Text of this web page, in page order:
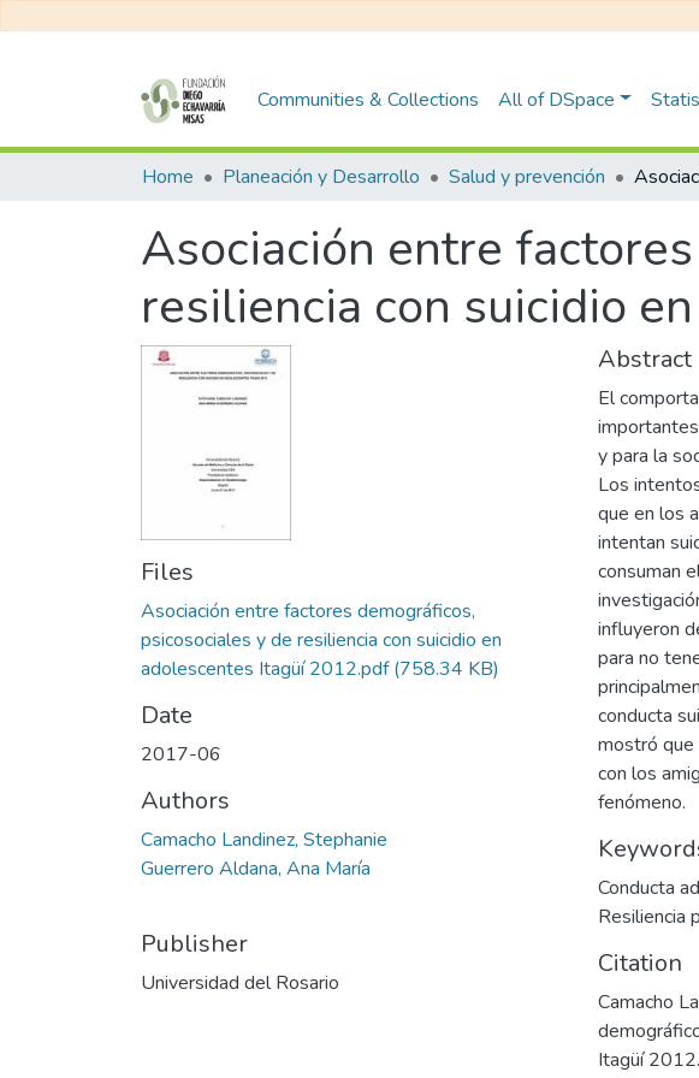
Communities & Collections All of DSpace
Home Planeación y Desarrollo Salud y prevención
Asociación entre
resiliencia con suicidio
Files
Asociación entre factores demográficos,
psicosociales y de resiliencia con suicidio en
adolescentes Itagüí 2012.pdf(758.34 KB)
Date
2017-06
Authors
Camacho Landinez, Stephanie
Guerrero Aldana, Ana María
Publisher
Universidad del Rosario
Abstract
El
y para la
Los
que en los
intentan
consuman
influyeron
para no
conducta
mostró que
con los
fenómeno.
Conducta
Resiliencia
Citation
Camacho
Itagüí